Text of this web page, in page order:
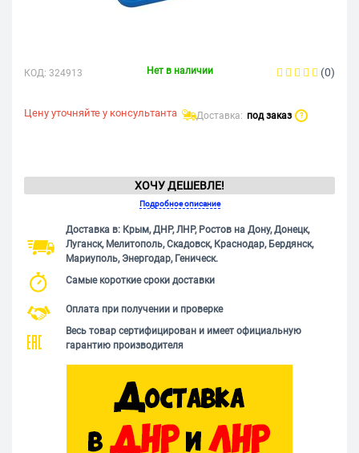
КОД: 324913 Нет в наличии (0)
Цену уточняйте у консультанта Доставка: под заказ ?
ХОЧУ ДЕШЕВЛЕ!
Подробное описание
Доставка в: Крым, ДНР, ЛНР, Ростов на Дону, Донецк,
Луганск, Мелитополь, Скадовск, Краснодар, Бердянск,
Мариуполь, Энергодар, Геническ.
Самые короткие сроки доставки
Оплата при получении и проверке
Весь товар сертифицирован и имеет официальную
гарантию производителя